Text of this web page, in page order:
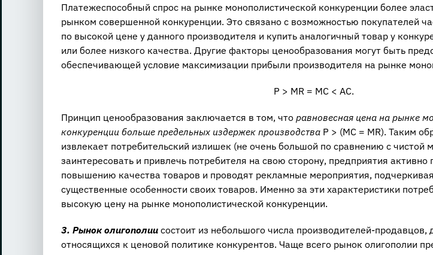
Платежеспособный спрос на рынке монополистической конкуренции более
рынком совершенной конкуренции. Это связано с возможностью покупателей
по высокой цене у данного производителя и купить аналогичный товар у
или более низкого качества. Другие факторы ценообразования могут быть
обеспечивающей условие максимизации прибыли производителя на рынке
Р > MR = MC < АС.
Принцип ценообразования заключается в том, что равновесная цена на рынке
конкуренции больше предельных издержек производства Р > (МС = MR). Таким
извлекает потребительский излишек (не очень большой по сравнению с чистой
заинтересовать и привлечь потребителя на свою сторону, предприятия
повышению качества товаров и проводят рекламные мероприятия,
существенные особенности своих товаров. Именно за эти характеристики
высокую цену на рынке монополистической конкуренции.
3. Рынок олигополии состоит из небольшого числа производителей-продавцов,
относящихся к ценовой политике конкурентов. Чаще всего рынок олигополии